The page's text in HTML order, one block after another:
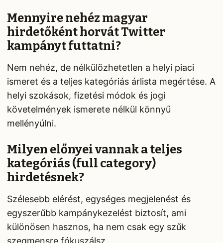
Mennyire nehéz magyar
hirdetőként horvát Twitter
kampányt futtatni?
Nem nehéz, de nélkülözhetetlen a helyi piaci
ismeret és a teljes kategóriás árlista megértése. A
helyi szokások, fizetési módok és jogi
követelmények ismerete nélkül könnyű
mellényúlni.
Milyen előnyei vannak a teljes
kategóriás (full category)
hirdetésnek?
Szélesebb elérést, egységes megjelenést és
egyszerűbb kampánykezelést biztosít, ami
különösen hasznos, ha nem csak egy szűk
szegmensre fókuszálsz.